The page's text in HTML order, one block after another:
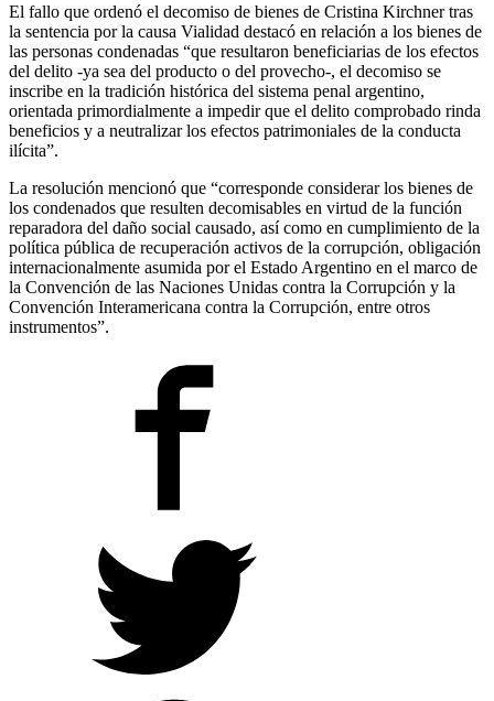
El fallo que ordenó el decomiso de bienes de Cristina Kirchner tras
la sentencia por la causa Vialidad destacó en relación a los bienes de
las personas condenadas “que resultaron beneficiarias de los efectos
del delito -ya sea del producto o del provecho-, el decomiso se
inscribe en la tradición histórica del sistema penal argentino,
orientada primordialmente a impedir que el delito comprobado rinda
beneficios y a neutralizar los efectos patrimoniales de la conducta
ilícita”.
La resolución mencionó que “corresponde considerar los bienes de
los condenados que resulten decomisables en virtud de la función
reparadora del daño social causado, así como en cumplimiento de la
política pública de recuperación activos de la corrupción, obligación
internacionalmente asumida por el Estado Argentino en el marco de
la Convención de las Naciones Unidas contra la Corrupción y la
Convención Interamericana contra la Corrupción, entre otros
instrumentos”.